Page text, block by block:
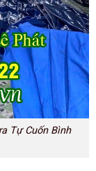
Tự Cuốn Bình